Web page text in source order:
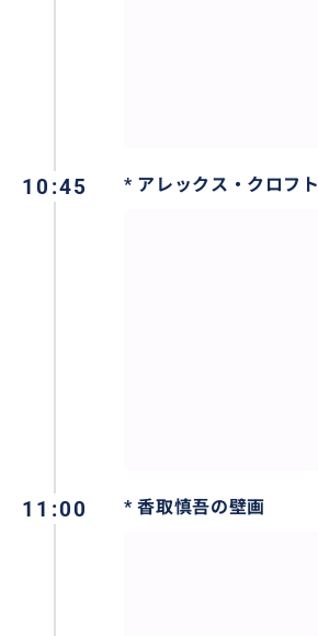
10:45 * アレックス・クロフ
11:00 * 香取慎吾の壁画